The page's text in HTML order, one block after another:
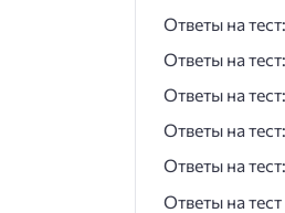
Ответы на
Ответы на
Ответы на
Ответы на
Ответы на
Ответы на